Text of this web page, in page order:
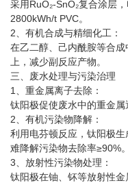
采用RuO₂-SnO₂复合涂层
2800kWh/t PVC‌。
2、有机合成与精细化工‌：
在乙二醇、己内酰胺等合
上，减少副反应产物‌。
三、废水处理与污染治理‌
1、重金属离子去除‌：
钛阳极促使废水中的重金属
2、有机污染物降解‌：
利用电芬顿反应，钛阳极
难降解污染物去除率≥90%‌。
3、放射性污染物处理‌：
钛阳极在铀、钚等放射性